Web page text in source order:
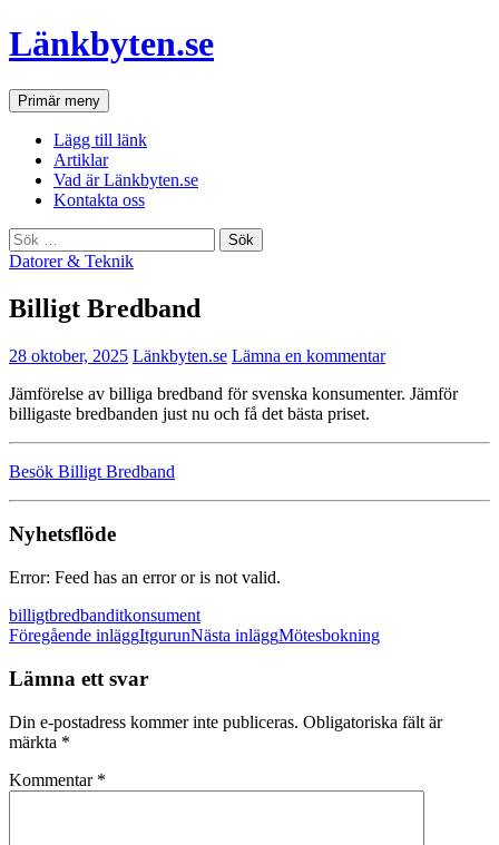
Hoppa
till
Länkbyten.se
SökPrimär meny
Lägg till länk
Artiklar
Vad är Länkbyten.se
Kontakta oss
Sök
efter:
Datorer & Teknik
Billigt Bredband
28 oktober, 2025 Länkbyten.se Lämna en kommentar
Jämförelse av billiga bredband för svenska konsumenter. Jämför
billigaste bredbanden just nu och få det bästa priset.
Besök Billigt Bredband
Nyhetsflöde
Error: Feed has an error or is not valid.
billigtbredbanditkonsument
Inläggsnavigering
Föregående inläggItgurunNästa inläggMötesbokning
Lämna ett svar
Din e-postadress kommer inte publiceras. Obligatoriska fält är
märkta *
Kommentar *